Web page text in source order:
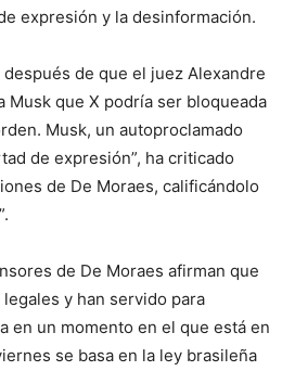
expresión y la desinformación.
de que el juez Alexandre
Musk que X podría ser bloqueada
Musk, un autoproclamado
de expresión”, ha criticado
de De Moraes, calificándolo
de De Moraes afirman que
y han servido para
en un momento en el que está en
se basa en la ley brasileña